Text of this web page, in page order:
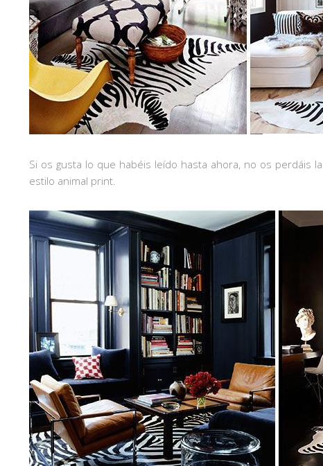
Si os gusta lo que habéis leído hasta ahora, no os perdáis
estilo animal print.